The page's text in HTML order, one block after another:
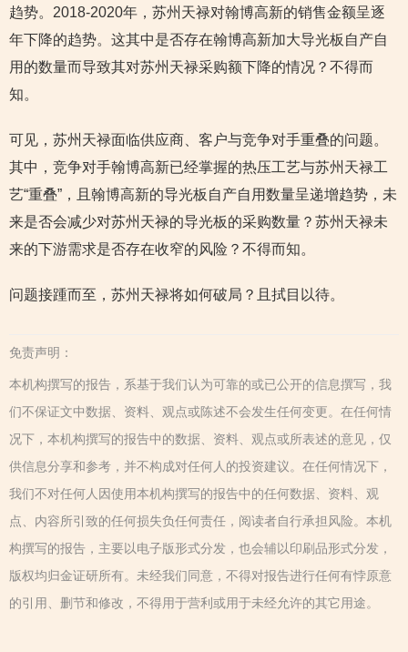
趋势。2018-2020年，苏州天禄对翰博高新的销售金额呈逐
年下降的趋势。这其中是否存在翰博高新加大导光板自产自
用的数量而导致其对苏州天禄采购额下降的情况？不得而
知。
可见，苏州天禄面临供应商、客户与竞争对手重叠的问题。
其中，竞争对手翰博高新已经掌握的热压工艺与苏州天禄工
艺“重叠”，且翰博高新的导光板自产自用数量呈递增趋势，未
来是否会减少对苏州天禄的导光板的采购数量？苏州天禄未
来的下游需求是否存在收窄的风险？不得而知。
问题接踵而至，苏州天禄将如何破局？且拭目以待。
免责声明：
本机构撰写的报告，系基于我们认为可靠的或已公开的信息撰写，我
们不保证文中数据、资料、观点或陈述不会发生任何变更。在任何情
况下，本机构撰写的报告中的数据、资料、观点或所表述的意见，仅
供信息分享和参考，并不构成对任何人的投资建议。在任何情况下，
我们不对任何人因使用本机构撰写的报告中的任何数据、资料、观
点、内容所引致的任何损失负任何责任，阅读者自行承担风险。本机
构撰写的报告，主要以电子版形式分发，也会辅以印刷品形式分发，
版权均归金证研所有。未经我们同意，不得对报告进行任何有悖原意
的引用、删节和修改，不得用于营利或用于未经允许的其它用途。